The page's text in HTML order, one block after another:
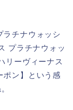
ラチナウォッシ
プラチナウォッ
リーヴィーナス
ポン】という感